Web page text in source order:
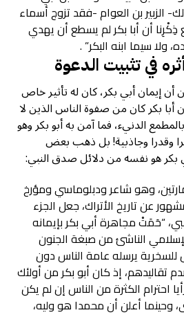
بن العوام -فقد تزوج أسماء
أن أبا بكر لم يسطع أن يهدي
ولا سيما ابنه البكر” .
في تثبيت الدعوة
إيمان أبي بكر، كان له تأثير خاص
أبا بكر كان من صفوة الناس الذين لا
الدنيء، فما آمن به أبو بكر وهو
وقدرا وجاذبية! بل ذهب بعض
بكر هو نفسه من دلائل صدق النبي:
وهو شاعر ودبلوماسي ومؤرخ
عن تاريخ الأتراك، جعل الجزء
“حَمَتْ مجاهرة أبي بكر بإيمانه
الناشئ من صبغة الجنون
يرسله عامة الناس دون
تقاليدهم، إذ كان أبو بكر من أولئك
احترام الكثرة من الناس إن لم يكن
وحينما أعلن أن محمدا هو وليه،